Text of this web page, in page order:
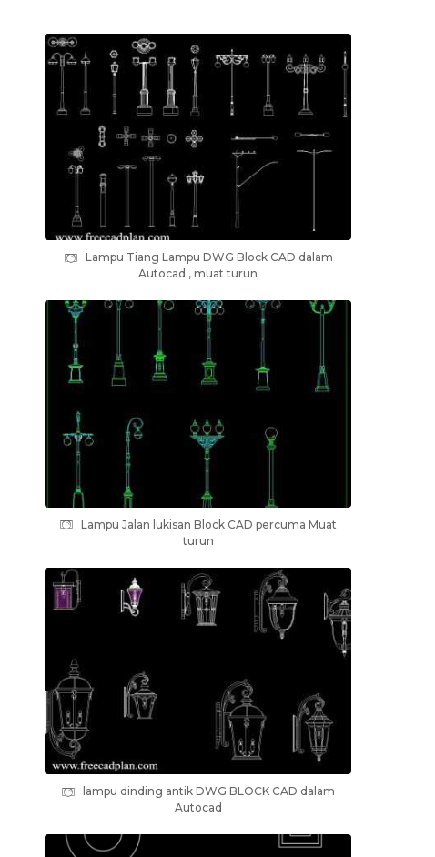
Lampu Tiang Lampu DWG Block CAD dalam
Autocad , muat turun
Lampu Jalan lukisan Block CAD percuma Muat
turun
lampu dinding antik DWG BLOCK CAD dalam
Autocad